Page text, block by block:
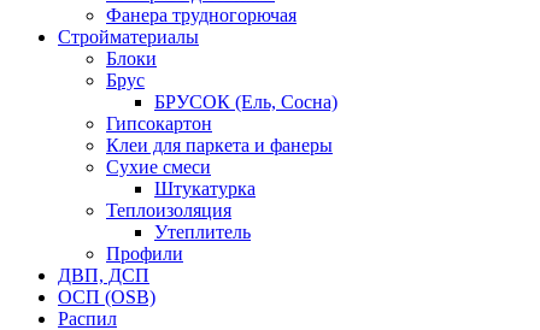
Фанера трудногорючая
Стройматериалы
Блоки
Брус
БРУСОК (Ель, Сосна)
Гипсокартон
Клеи для паркета и фанеры
Сухие смеси
Штукатурка
Теплоизоляция
Утеплитель
Профили
ДВП, ДСП
ОСП (OSB)
Распил